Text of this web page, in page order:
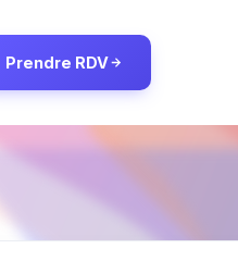
Prendre RDV